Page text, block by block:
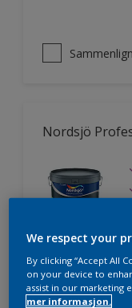
Nordsjö
We respect your
By clicking “Accept All
on your device to
assist in our marketing
mer informasjon.